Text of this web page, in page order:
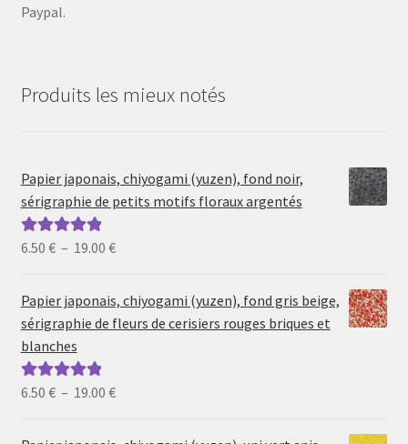
Paypal.
Produits les mieux notés
Papier japonais, chiyogami (yuzen), fond noir,
sérigraphie de petits motifs floraux argentés
Note5.00sur
6.50 € – 19.00 €Plage
prix :
6.50 €
Papier japonais, chiyogami (yuzen), fond gris beige,
sérigraphie de fleurs de cerisiers rouges briques et
blanches
Note5.00sur
6.50 € – 19.00 €Plage
prix :